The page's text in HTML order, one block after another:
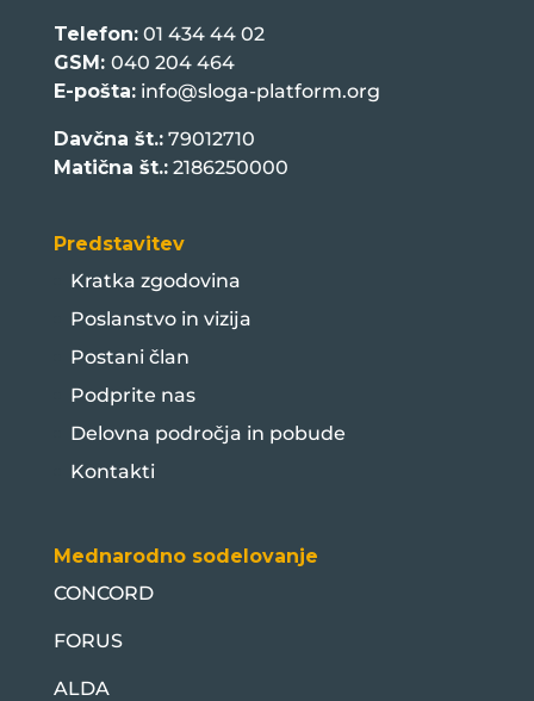
Telefon:01 434 44 02
GSM: 040 204 464
E-pošta: info@sloga-platform.org
Davčna št.:79012710
Matična št.:2186250000
Predstavitev
Kratka zgodovina
Poslanstvo in vizija
Postani član
Podprite nas
Delovna področja in pobude
Kontakti
Mednarodno sodelovanje
CONCORD
FORUS
ALDA